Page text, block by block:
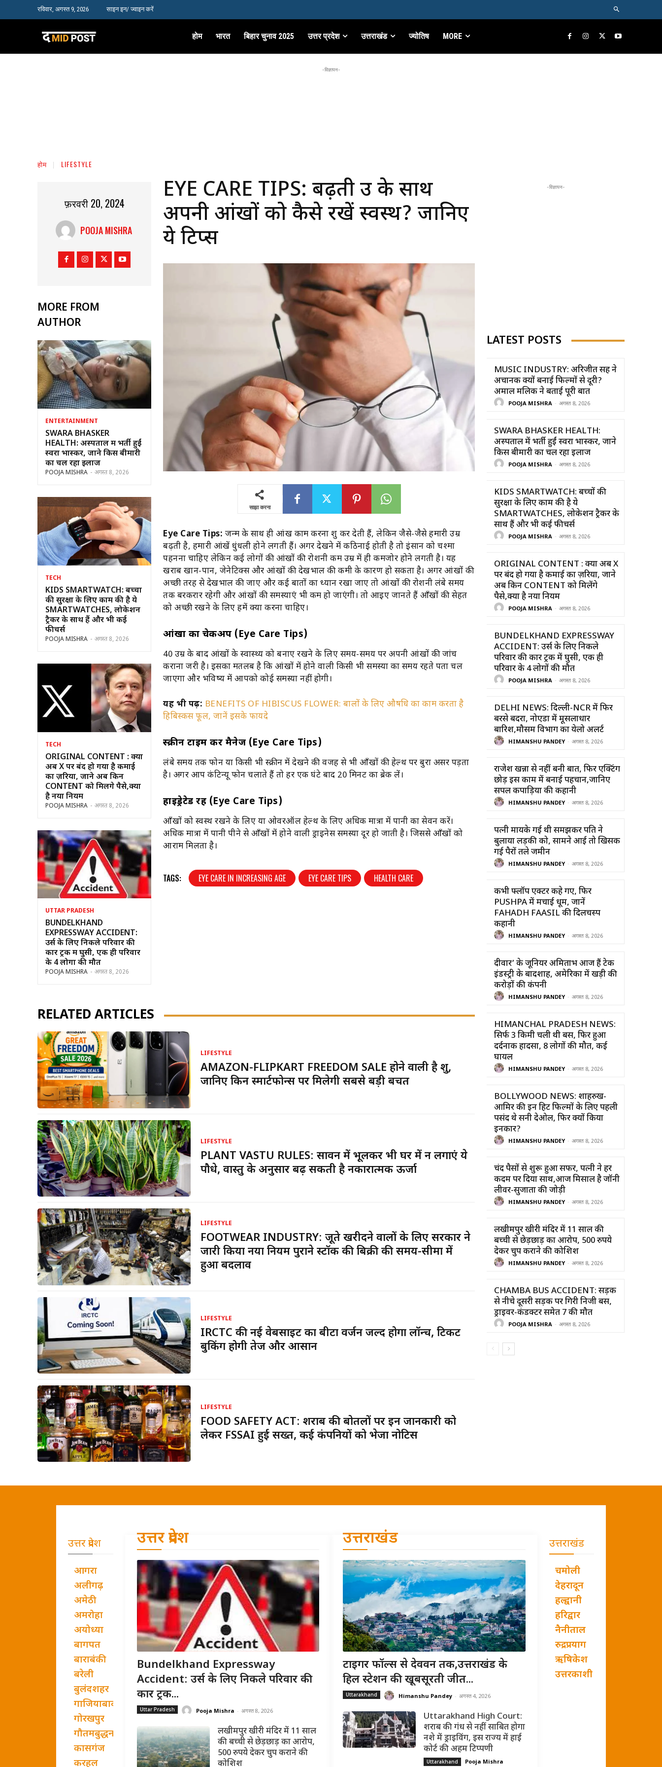
रविवार, अगस्त 9, 2026 साइन इन/ ज्वाइन करें
होम भारत बिहार चुनाव 2025 उत्तर प्रदेश उत्तराखंड ज्योतिष MORE
-विज्ञापन-
होम LIFESTYLE
फ़रवरी 20, 2024
POOJA MISHRA
MORE FROM
AUTHOR
ENTERTAINMENT
SWARA BHASKER
HEALTH: अस्पताल में भर्ती हुईं
स्वरा भास्कर, जाने किस बीमारी
का चल रहा इलाज
POOJA MISHRA - अगस्त 8, 2026
TECH
KIDS SMARTWATCH: बच्चों
की सुरक्षा के लिए काम की है ये
SMARTWATCHES, लोकेशन
ट्रैकर के साथ हैं और भी कई
फीचर्स
POOJA MISHRA - अगस्त 8, 2026
TECH
ORIGINAL CONTENT : क्या
अब X पर बंद हो गया है कमाई
का ज़रिया, जाने अब किन
CONTENT को मिलेंगे पैसे,क्या
है नया नियम
POOJA MISHRA - अगस्त 8, 2026
UTTAR PRADESH
BUNDELKHAND
EXPRESSWAY ACCIDENT:
उर्स के लिए निकले परिवार की
कार ट्रक में घुसी, एक ही परिवार
के 4 लोगों की मौत
POOJA MISHRA - अगस्त 8, 2026
EYE CARE TIPS: बढ़ती उम्र के साथ
अपनी आंखों को कैसे रखें स्वस्थ? जानिए
ये टिप्स
साझा करना
Eye Care Tips: जन्म के साथ ही आंख काम करना शुरू कर देती हैं, लेकिन जैसे-जैसे हमारी उम्र
बढ़ती है, हमारी आंखें धुंधली होने लगती हैं। अगर देखने में कठिनाई होती है तो इंसान को चश्मा
पहनना चाहिए लेकिन कई लोगों की आंखों की रोशनी कम उम्र में ही कमजोर होने लगती है। यह
खराब खान-पान, जेनेटिक्स और आंखों की देखभाल की कमी के कारण हो सकता है। अगर आंखों की
अच्छी तरह से देखभाल की जाए और कई बातों का ध्यान रखा जाए तो आंखों की रोशनी लंबे समय
तक बरकरार रहेगी और आंखों की समस्याएं भी कम हो जाएंगी। तो आइए जानते हैं आँखों की सेहत
को अच्छी रखने के लिए हमें क्या करना चाहिए।
आंखों का चेकअप (Eye Care Tips)
40 उम्र के बाद आंखों के स्वास्थ्य को बनाए रखने के लिए समय-समय पर अपनी आंखों की जांच
कराना जरूरी है। इसका मतलब है कि आंखों में होने वाली किसी भी समस्या का समय रहते पता चल
जाएगा और भविष्य में आपको कोई समस्या नहीं होगी।
यह भी पढ़ें: BENEFITS OF HIBISCUS FLOWER: बालों के लिए औषधि का काम करता है
हिबिस्कस फूल, जानें इसके फायदे
स्क्रीन टाइम करें मैनेज (Eye Care Tips)
लंबे समय तक फोन या किसी भी स्क्रीन में देखने की वजह से भी आँखों की हेल्थ पर बुरा असर पड़ता
है। अगर आप कंटिन्यू फोन चलाते हैं तो हर एक घंटे बाद 20 मिनट का ब्रेक लें।
हाइड्रेटेड रहें (Eye Care Tips)
आँखों को स्वस्थ रखने के लिए या ओवरऑल हेल्थ के लिए अधिक मात्रा में पानी का सेवन करें।
अधिक मात्रा में पानी पीने से आँखों में होने वाली ड्राइनेस समस्या दूर हो जाती है। जिससे आँखों को
आराम मिलता है।
TAGS: EYE CARE IN INCREASING AGE EYE CARE TIPS HEALTH CARE
RELATED ARTICLES
LIFESTYLE
AMAZON-FLIPKART FREEDOM SALE होने वाली है शुरू,
जानिए किन स्मार्टफोन्स पर मिलेगी सबसे बड़ी बचत
LIFESTYLE
PLANT VASTU RULES: सावन में भूलकर भी घर में न लगाएं ये
पौधे, वास्तु के अनुसार बढ़ सकती है नकारात्मक ऊर्जा
LIFESTYLE
FOOTWEAR INDUSTRY: जूते खरीदने वालों के लिए सरकार ने
जारी किया नया नियम पुराने स्टॉक की बिक्री की समय-सीमा में
हुआ बदलाव
LIFESTYLE
IRCTC की नई वेबसाइट का बीटा वर्जन जल्द होगा लॉन्च, टिकट
बुकिंग होगी तेज और आसान
LIFESTYLE
FOOD SAFETY ACT: शराब की बोतलों पर इन जानकारी को
लेकर FSSAI हुई सख्त, कई कंपनियों को भेजा नोटिस
-विज्ञापन-
LATEST POSTS
MUSIC INDUSTRY: अरिजीत सिंह ने
अचानक क्यों बनाई फिल्मों से दूरी?
अमाल मलिक ने बताई पूरी बात
POOJA MISHRA - अगस्त 8, 2026
SWARA BHASKER HEALTH:
अस्पताल में भर्ती हुईं स्वरा भास्कर, जाने
किस बीमारी का चल रहा इलाज
POOJA MISHRA - अगस्त 8, 2026
KIDS SMARTWATCH: बच्चों की
सुरक्षा के लिए काम की है ये
SMARTWATCHES, लोकेशन ट्रैकर के
साथ हैं और भी कई फीचर्स
POOJA MISHRA - अगस्त 8, 2026
ORIGINAL CONTENT : क्या अब X
पर बंद हो गया है कमाई का ज़रिया, जाने
अब किन CONTENT को मिलेंगे
पैसे,क्या है नया नियम
POOJA MISHRA - अगस्त 8, 2026
BUNDELKHAND EXPRESSWAY
ACCIDENT: उर्स के लिए निकले
परिवार की कार ट्रक में घुसी, एक ही
परिवार के 4 लोगों की मौत
POOJA MISHRA - अगस्त 8, 2026
DELHI NEWS: दिल्ली-NCR में फिर
बरसे बदरा, नोएडा में मूसलाधार
बारिश,मौसम विभाग का येलो अलर्ट
HIMANSHU PANDEY - अगस्त 8, 2026
राजेश खन्ना से नहीं बनी बात, फिर एक्टिंग
छोड़ इस काम में बनाई पहचान,जानिए
सिंपल कपाड़िया की कहानी
HIMANSHU PANDEY - अगस्त 8, 2026
पत्नी मायके गई थी समझकर पति ने
बुलाया लड़की को, सामने आई तो खिसक
गई पैरों तले जमीन
HIMANSHU PANDEY - अगस्त 8, 2026
कभी फ्लॉप एक्टर कहे गए, फिर
PUSHPA में मचाई धूम, जानें
FAHADH FAASIL की दिलचस्प
कहानी
HIMANSHU PANDEY - अगस्त 8, 2026
दीवार’ के जूनियर अमिताभ आज हैं टेक
इंडस्ट्री के बादशाह, अमेरिका में खड़ी की
करोड़ों की कंपनी
HIMANSHU PANDEY - अगस्त 8, 2026
HIMANCHAL PRADESH NEWS:
सिर्फ 3 किमी चली थी बस, फिर हुआ
दर्दनाक हादसा, 8 लोगों की मौत, कई
घायल
HIMANSHU PANDEY - अगस्त 8, 2026
BOLLYWOOD NEWS: शाहरुख-
आमिर की इन हिट फिल्मों के लिए पहली
पसंद थे सनी देओल, फिर क्यों किया
इनकार?
HIMANSHU PANDEY - अगस्त 8, 2026
चंद पैसों से शुरू हुआ सफर, पत्नी ने हर
कदम पर दिया साथ,आज मिसाल है जॉनी
लीवर-सुजाता की जोड़ी
HIMANSHU PANDEY - अगस्त 8, 2026
लखीमपुर खीरी मंदिर में 11 साल की
बच्ची से छेड़छाड़ का आरोप, 500 रुपये
देकर चुप कराने की कोशिश
HIMANSHU PANDEY - अगस्त 8, 2026
CHAMBA BUS ACCIDENT: सड़क
से नीचे दूसरी सड़क पर गिरी निजी बस,
ड्राइवर-कंडक्टर समेत 7 की मौत
POOJA MISHRA - अगस्त 8, 2026
उत्तर प्रदेश
आगरा
अलीगढ़
अमेठी
अमरोहा
अयोध्या
बागपत
बाराबंकी
बरेली
बुलंदशहर
गाजियाबाद
गोरखपुर
गौतमबुद्धनगर
कासगंज
करहल
उत्तर प्रदेश
Bundelkhand Expressway
Accident: उर्स के लिए निकले परिवार की
कार ट्रक...
Uttar Pradesh Pooja Mishra - अगस्त 8, 2026
लखीमपुर खीरी मंदिर में 11 साल
की बच्ची से छेड़छाड़ का आरोप,
500 रुपये देकर चुप कराने की
कोशिश
उत्तराखंड
टाइगर फॉल्स से देववन तक,उत्तराखंड के
हिल स्टेशन की खूबसूरती जीत...
Uttarakhand Himanshu Pandey - अगस्त 4, 2026
Uttarakhand High Court:
शराब की गंध से नहीं साबित होगा
नशे में ड्राइविंग, इस राज्य में हाई
कोर्ट की अहम टिप्पणी
Uttarakhand Pooja Mishra
उत्तराखंड
चमोली
देहरादून
हल्द्वानी
हरिद्वार
नैनीताल
रुद्रप्रयाग
ऋषिकेश
उत्तरकाशी